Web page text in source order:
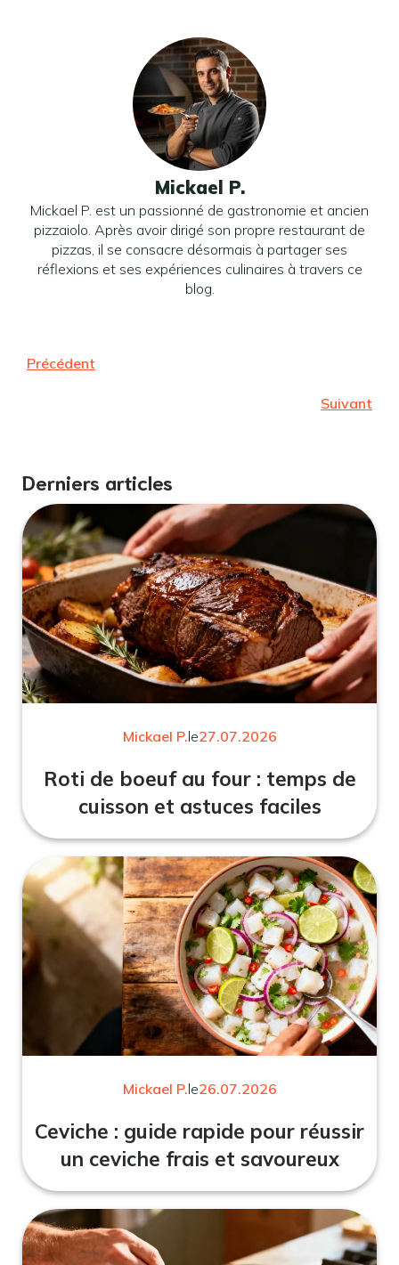
Mickael P.
Mickael P. est un passionné de gastronomie et ancien
pizzaiolo. Après avoir dirigé son propre restaurant de
pizzas, il se consacre désormais à partager ses
réflexions et ses expériences culinaires à travers ce
blog.
Précédent
Suivant
Derniers articles
Mickael P.le27.07.2026
Roti de boeuf au four : temps de
cuisson et astuces faciles
Mickael P.le26.07.2026
Ceviche : guide rapide pour réussir
un ceviche frais et savoureux